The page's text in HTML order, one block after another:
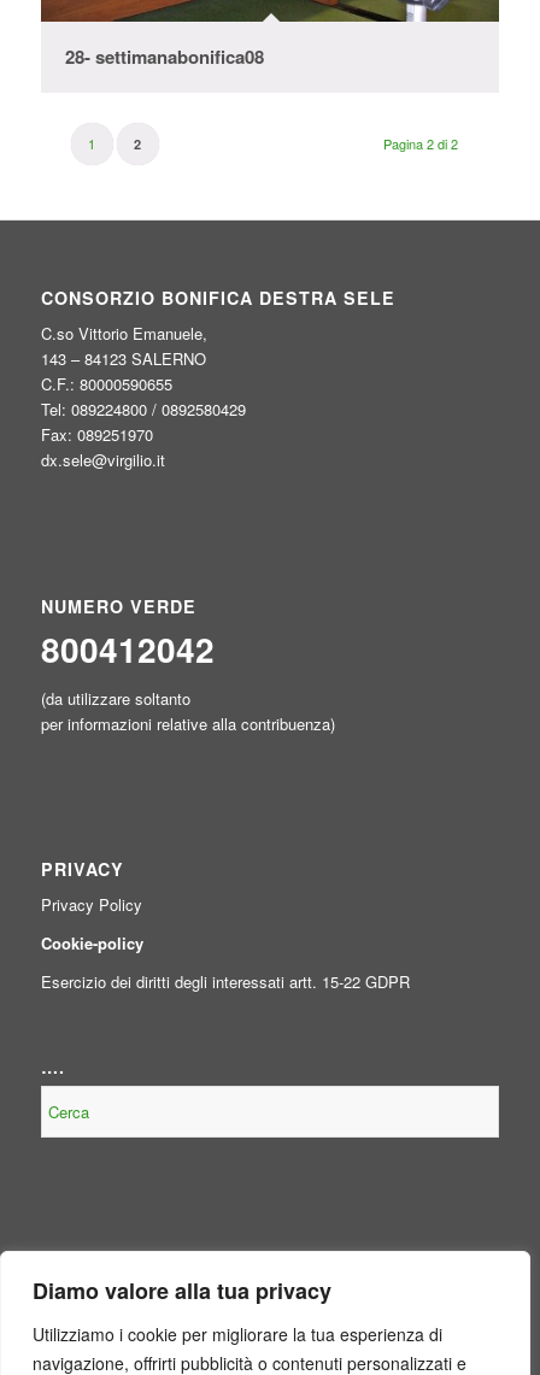
Diamo valore alla tua privacy
Utilizziamo i cookie per migliorare la tua esperienza di
navigazione, offrirti pubblicità o contenuti personalizzati e
28- settimanabonifica08
Pagina 2 di 2
1 2
CONSORZIO BONIFICA DESTRA SELE
C.so Vittorio Emanuele,
143 – 84123 SALERNO
C.F.: 80000590655
Tel: 089224800 / 0892580429
Fax: 089251970
dx.sele@virgilio.it
NUMERO VERDE
800412042
(da utilizzare soltanto
per informazioni relative alla contribuenza)
PRIVACY
Privacy Policy
Cookie-policy
Esercizio dei diritti degli interessati artt. 15-22 GDPR
….
NOTE LEGALI
Contenuto non presente perché non obbligatorio, per legge, per il